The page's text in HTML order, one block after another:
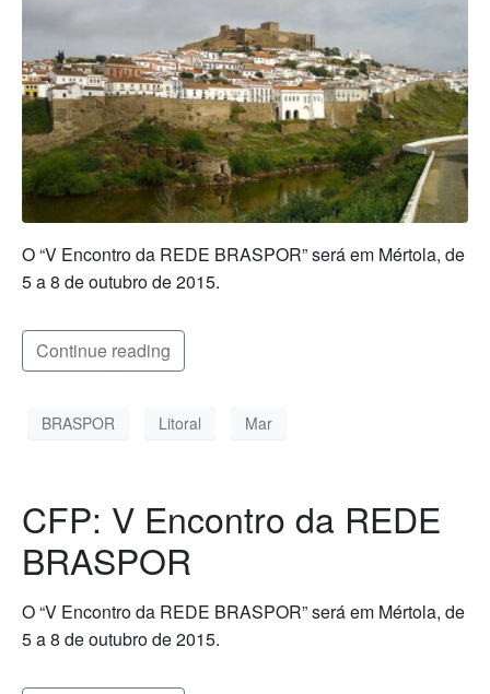
O “V Encontro da REDE BRASPOR” será em Mértola, de
5 a 8 de outubro de 2015.
Continue reading
BRASPOR Litoral Mar
CFP: V Encontro da REDE
BRASPOR
O “V Encontro da REDE BRASPOR” será em Mértola, de
5 a 8 de outubro de 2015.